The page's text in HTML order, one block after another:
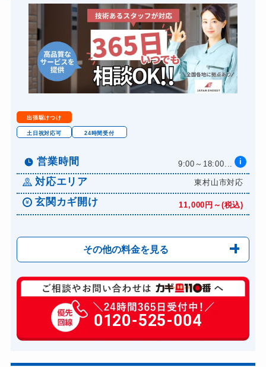
出張駆けつけ
土日祝対応可 24時間受付
営業時間 9:00～18:00... i
対応エリア 東村山市対応
玄関カギ開け 11,000円～(税込)
その他の料金を見る
玄関カギ修理 6,600円～(税込)
玄関カギ作成 14,300円～(税込)
玄関カギ交換 14,300円～(税込)
0120-525-004